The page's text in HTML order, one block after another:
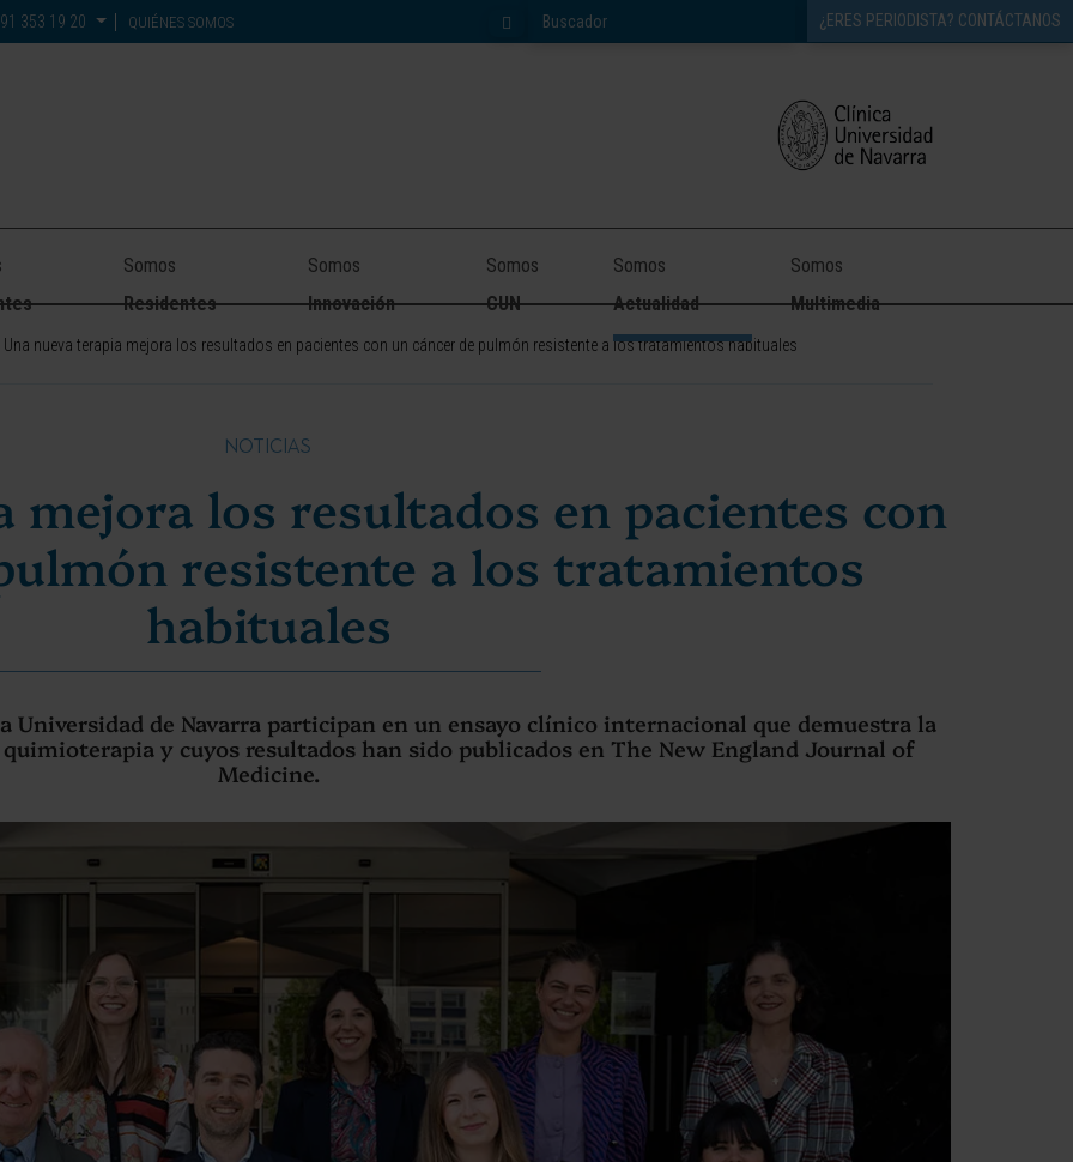
353 19 20 QUIÉNES SOMOS ¿ERES PERIODISTA? CONTÁCTANOS
Somos
Residentes
Somos
Innovación
Somos
CUN
Somos
Actualidad
Somos
Multimedia
Una nueva terapia mejora los resultados en pacientes con un cáncer de pulmón resistente a los tratamientos habituales
NOTICIAS
mejora los resultados en pacientes con
resistente a los tratamientos
habituales
Universidad de Navarra participan en un ensayo clínico internacional que demuestra la
y cuyos resultados han sido publicados en The New England Journal of
Medicine.